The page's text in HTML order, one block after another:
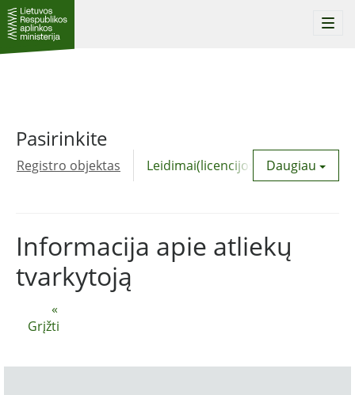
Pasirinkite
Registro objektas Leidimai(licencijos) Daugiau
«
Grįžti
Informacija apie atliekų
tvarkytoją